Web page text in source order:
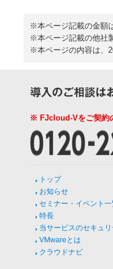
※本ページ記載の金額
※本ページ記載の他社
※本ページの内容は、
※ FJcloud-Vをご契約
トップ
お知らせ
セミナー・イベント一
特長
当サービスのセキュリ
VMwareとは
クラウドナビ